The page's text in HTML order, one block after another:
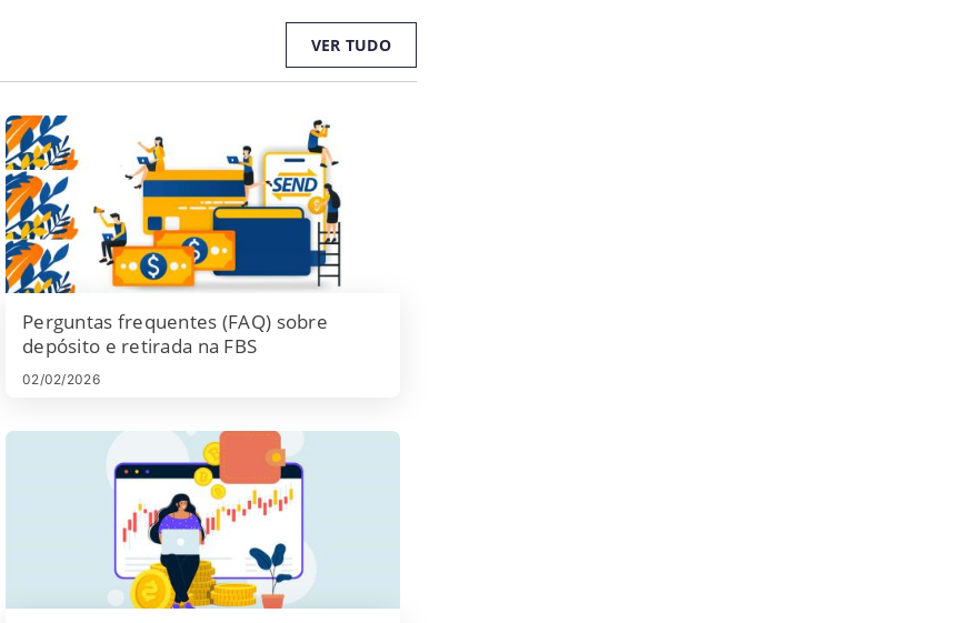
VER TUDO
Perguntas frequentes (FAQ) sobre
depósito e retirada na FBS
02/02/2026